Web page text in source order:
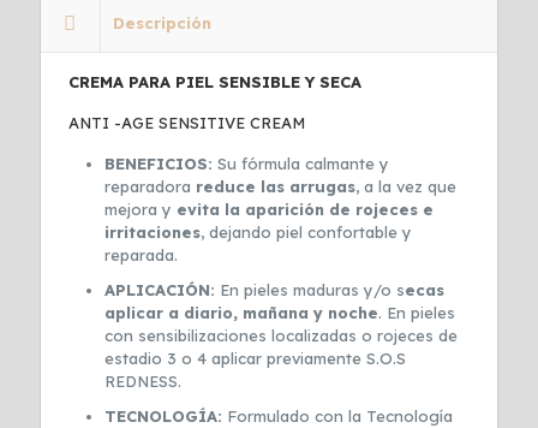
Descripción
CREMA PARA PIEL SENSIBLE Y SECA
ANTI -AGE SENSITIVE CREAM
BENEFICIOS: Su fórmula calmante y
reparadora reduce las arrugas, a la vez que
mejora y evita la aparición de rojeces e
irritaciones, dejando piel confortable y
reparada.
APLICACIÓN: En pieles maduras y/o secas
aplicar a diario, mañana y noche. En pieles
con sensibilizaciones localizadas o rojeces de
estadio 3 o 4 aplicar previamente S.O.S
REDNESS.
TECNOLOGÍA: Formulado con la Tecnología